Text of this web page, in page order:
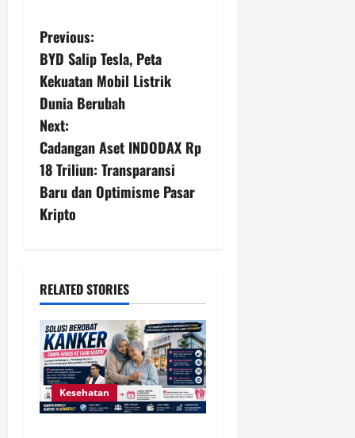
P
o
s
t
n
a
g
a
t
i
Previous:
BYD Salip Tesla, Peta
Kekuatan Mobil Listrik
Dunia Berubah
Next:
Cadangan Aset INDODAX Rp
18 Triliun: Transparansi
Baru dan Optimisme Pasar
Kripto
RELATED STORIES
Kesehatan